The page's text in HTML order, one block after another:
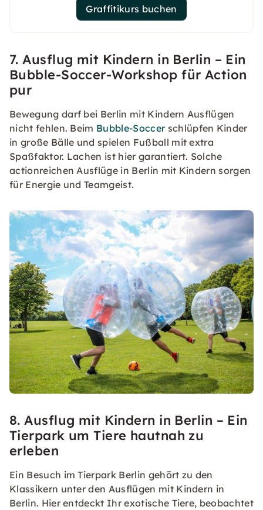
Graffitikurs buchen
7. Ausflug mit Kindern in Berlin – Ein
Bubble-Soccer-Workshop für Action
pur
Bewegung darf bei Berlin mit Kindern Ausflügen
nicht fehlen. Beim Bubble-Soccerschlüpfen Kinder
in große Bälle und spielen Fußball mit extra
Spaßfaktor. Lachen ist hier garantiert. Solche
actionreichen Ausflüge in Berlin mit Kindern sorgen
für Energie und Teamgeist.
8. Ausflug mit Kindern in Berlin – Ein
Tierpark um Tiere hautnah zu
erleben
Ein Besuch im Tierpark Berlin gehört zu den
Klassikern unter den Ausflügen mit Kindern in
Berlin. Hier entdeckt Ihr exotische Tiere, beobachtet